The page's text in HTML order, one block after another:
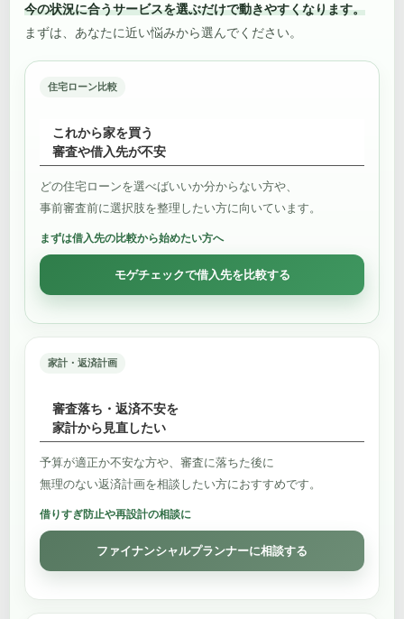
今の状況に合うサービスを選ぶだけで動きやすくなります。
まずは、あなたに近い悩みから選んでください。
住宅ローン比較
これから家を買う
審査や借入先が不安
どの住宅ローンを選べばいいか分からない方や、
事前審査前に選択肢を整理したい方に向いています。
まずは借入先の比較から始めたい方へ
モゲチェックで借入先を比較する
家計・返済計画
審査落ち・返済不安を
家計から見直したい
予算が適正か不安な方や、審査に落ちた後に
無理のない返済計画を相談したい方におすすめです。
借りすぎ防止や再設計の相談に
ファイナンシャルプランナーに相談する